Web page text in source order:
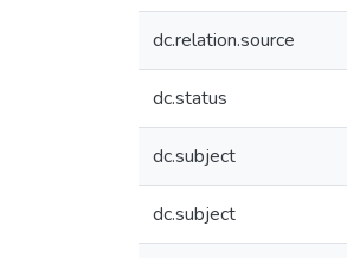
dc.relation.source
dc.status
dc.subject
dc.subject